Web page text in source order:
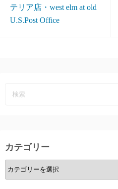
テリア店・west elm at old
U.S.Post Office
カテゴリー
カ
テ